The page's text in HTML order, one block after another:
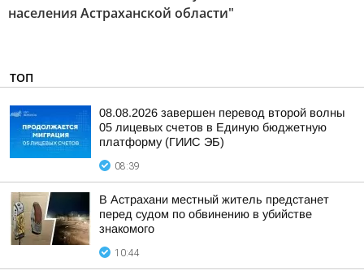
населения Астраханской области"
ТОП
08.08.2026 завершен перевод второй волны
05 лицевых счетов в Единую бюджетную
платформу (ГИИС ЭБ)
08:39
В Астрахани местный житель предстанет
перед судом по обвинению в убийстве
знакомого
10:44